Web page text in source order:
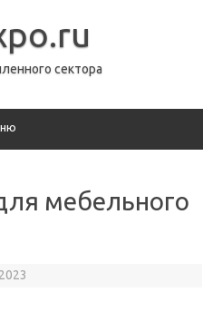
сектора
мебельного